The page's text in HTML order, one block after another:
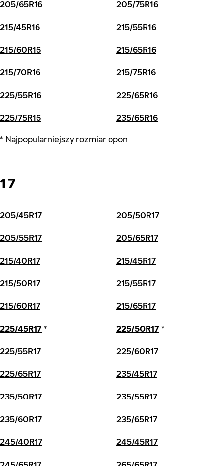
205/65R16 205/75R16
215/45R16 215/55R16
215/60R16 215/65R16
215/70R16 215/75R16
225/55R16 225/65R16
225/75R16 235/65R16
* Najpopularniejszy rozmiar opon
17
205/45R17 205/50R17
205/55R17 205/65R17
215/40R17 215/45R17
215/50R17 215/55R17
215/60R17 215/65R17
225/45R17 * 225/50R17 *
225/55R17 225/60R17
225/65R17 235/45R17
235/50R17 235/55R17
235/60R17 235/65R17
245/40R17 245/45R17